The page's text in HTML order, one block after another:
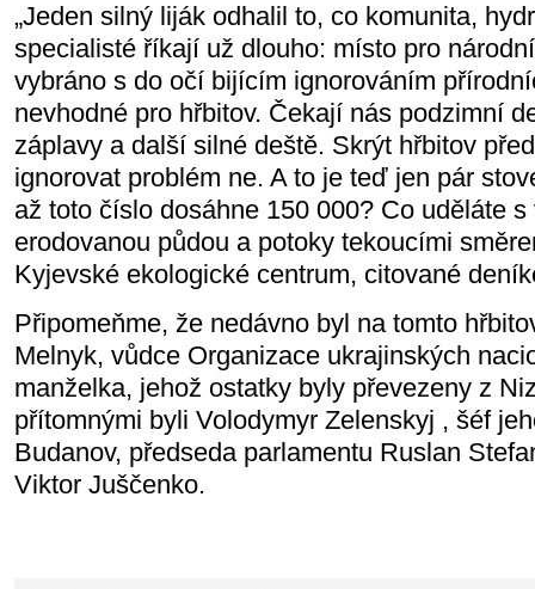
„Jeden silný liják odhalil to, co komunita,
specialisté říkají už dlouho: místo pro
vybráno s do očí bijícím ignorováním
nevhodné pro hřbitov. Čekají nás podzimní
záplavy a další silné deště. Skrýt hřbitov
ignorovat problém ne. A to je teď jen pár
až toto číslo dosáhne 150 000? Co uděláte
erodovanou půdou a potoky tekoucími
Kyjevské ekologické centrum, citované
Připomeňme, že nedávno byl na tomto
Melnyk, vůdce Organizace ukrajinských
manželka, jehož ostatky byly převezeny z
přítomnými byli Volodymyr Zelenskyj , šéf
Budanov, předseda parlamentu Ruslan
Viktor Juščenko.